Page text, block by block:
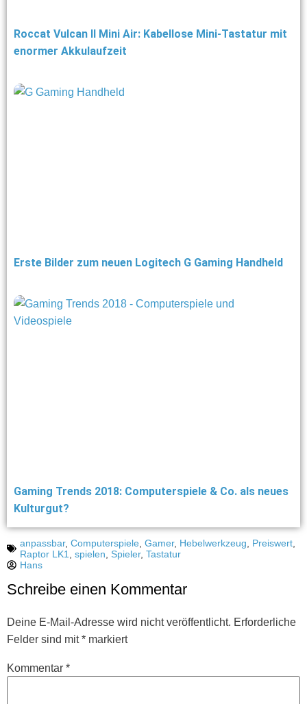
Roccat Vulcan II Mini Air: Kabellose Mini-Tastatur mit
enormer Akkulaufzeit
Erste Bilder zum neuen Logitech G Gaming Handheld
Gaming Trends 2018: Computerspiele & Co. als neues
Kulturgut?
anpassbar, Computerspiele Gamer, Hebelwerkzeug Preiswert
Raptor LK1
spielen Spieler, Tastatur
Hans
Schreibe einen Kommentar
Deine E-Mail-Adresse wird nicht veröffentlicht. Erforderliche
Felder sind mit* markiert
Kommentar *